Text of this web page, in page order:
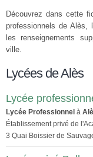
Découvrez dans cette
professionnels de Alès,
les renseignements
ville.
Lycées de Alès
Lycée
Lycée Professionnel à
Établissement privé de
3 Quai Boissier de